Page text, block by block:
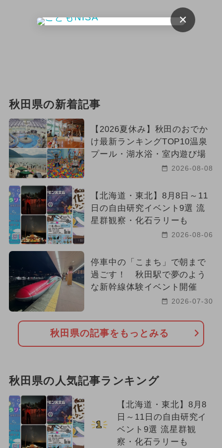
イルミネーション クリスマス
ハロウィン ワークショップ
2025年1月のイベント
2024年6月のイベント
2024年2月のイベント
2024年1月のイベント 雨の日OK
厳選お出かけまとめ
2022年オープン
秋田県の新着記事
【2026夏休み】秋田のおでか
け最新ランキングTOP10温泉
プール・湖水浴・室内遊び場
2026-08-08
【北海道・東北】8月8日～11
日の自由研究イベント9選 流
星群観察・化石ラリーも
2026-08-06
停車中の「こまち」で朝まで
過ごす！ 秋田駅で夢のよう
な新幹線体験イベント開催
2026-07-30
秋田県の記事をもっとみる
秋田県の人気記事ランキング
1
【北海道・東北】8月8
日～11日の自由研究イ
ベント9選 流星群観
察・化石ラリーも
×